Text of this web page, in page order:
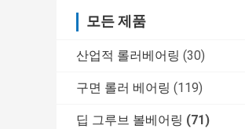
모든 제품
산업적 롤러베어링 (30)
구면 롤러 베어링 (119)
딥 그루브 볼베어링 (71)